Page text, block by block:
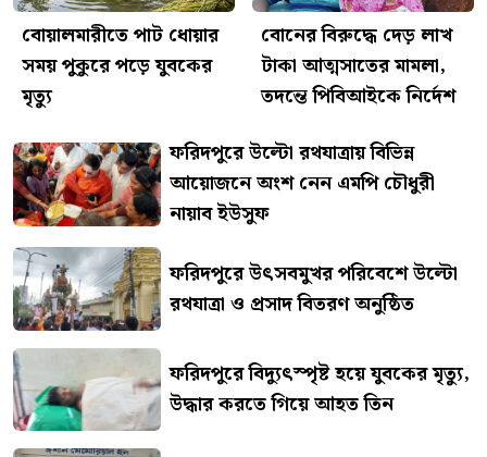
বোয়ালমারীতে পাট ধোয়ার
সময় পুকুরে পড়ে যুবকের
মৃত্যু
বোনের বিরুদ্ধে দেড় লাখ
টাকা আত্মসাতের মামলা,
তদন্তে পিবিআইকে নির্দেশ
ফরিদপুরে উল্টো রথযাত্রায় বিভিন্ন
আয়োজনে অংশ নেন এমপি চৌধুরী
নায়াব ইউসুফ
ফরিদপুরে উৎসবমুখর পরিবেশে উল্টো
রথযাত্রা ও প্রসাদ বিতরণ অনুষ্ঠিত
ফরিদপুরে বিদ্যুৎস্পৃষ্ট হয়ে যুবকের মৃত্যু,
উদ্ধার করতে গিয়ে আহত তিন